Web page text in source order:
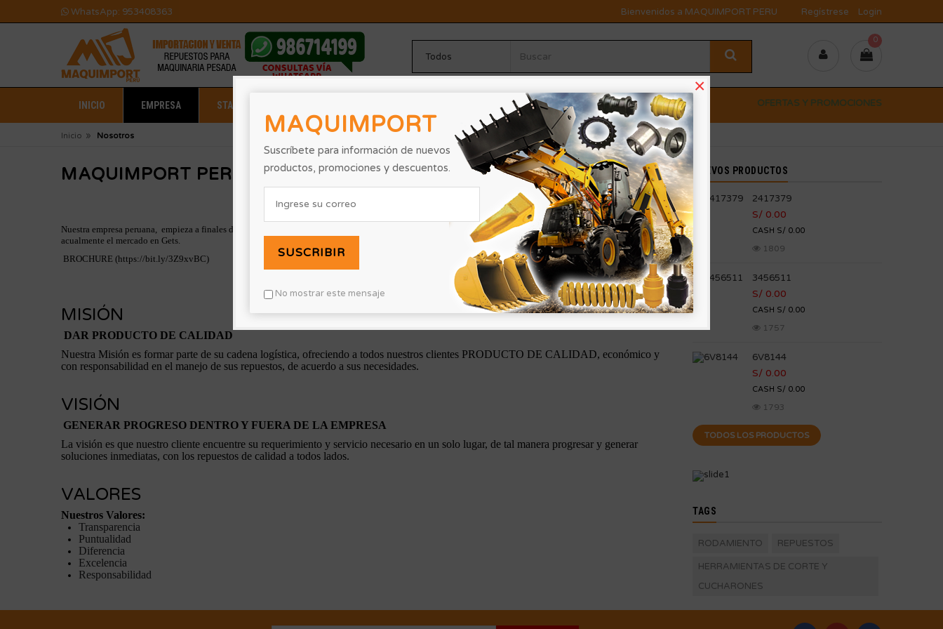
WhatsApp: 953408363 Bienvenidos a MAQUIMPORT PERU Regístrese Login
0
INICIO EMPRESA STAFF LISTA DE PRECIOS VER PEDIDO OFERTAS Y PROMOCIONES
Inicio » Nosotros
MAQUIMPORT PERU
Nuestra empresa peruana, empieza a finales del 2011, con la fe, determinación y perseverancia de Charly Sanchez y Nace MAQUIMPORT PERU liderando
acualmente el mercado en Gets.
BROCHURE (https://bit.ly/3Z9xvBC)
MISIÓN
DAR PRODUCTO DE CALIDAD
Nuestra Misión es formar parte de su cadena logística, ofreciendo a todos nuestros clientes PRODUCTO DE CALIDAD, económico y
con responsabilidad en el manejo de sus repuestos, de acuerdo a sus necesidades.
VISIÓN
GENERAR PROGRESO DENTRO Y FUERA DE LA EMPRESA
La visión es que nuestro cliente encuentre su requerimiento y servicio necesario en un solo lugar, de tal manera progresar y generar
soluciones inmediatas, con los repuestos de calidad a todos lados.
VALORES
Nuestros Valores:
Transparencia
Puntualidad
Diferencia
Excelencia
Responsabilidad
NUEVOS PRODUCTOS
2417379
S/ 0.00
CASH S/ 0.00
1809
3456511
S/ 0.00
CASH S/ 0.00
1757
6V8144
S/ 0.00
CASH S/ 0.00
1793
TODOS LOS PRODUCTOS
TAGS
RODAMIENTO REPUESTOS
HERRAMIENTAS DE CORTE Y
CUCHARONES
×
MAQUIMPORT
Suscríbete para información de nuevos
productos, promociones y descuentos.
SUSCRIBIR
No mostrar este mensaje